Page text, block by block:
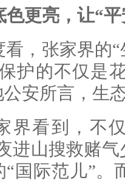
色更亮，让“
看，张家界的
护的不仅是
安所言，生
界看到，不
进山搜救赌
国际范儿”。